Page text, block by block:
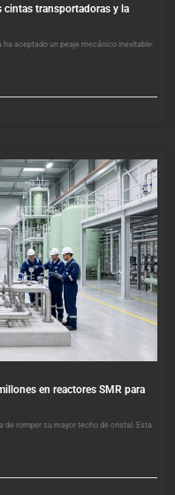
cintas transportadoras y la
aceptado un peaje mecánico inevitable:
en reactores SMR para
de romper su mayor techo de cristal. Esta